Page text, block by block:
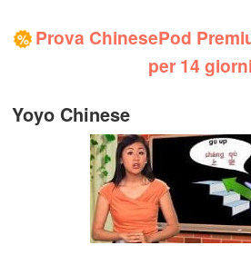
% Prova ChinesePod
per 14
Yoyo Chinese